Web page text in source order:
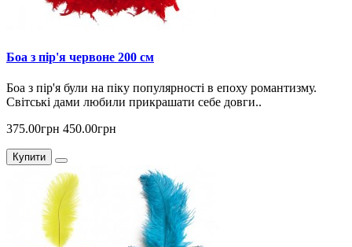
Боа з пір'я червоне 200 см
Боа з пір'я були на піку популярності в епоху романтизму.
Світські дами любили прикрашати себе довги..
375.00грн 450.00грн
Купити